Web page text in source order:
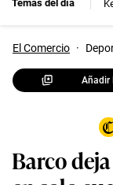
Temas del día
El Comercio ·
Añadir
Barco deja